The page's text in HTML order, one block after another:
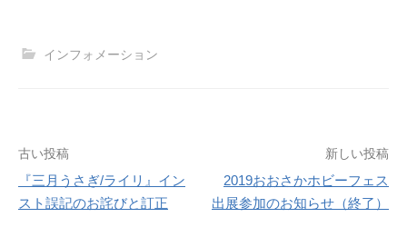
インフォメーション
投
稿
古い投稿
『三月うさぎ/ライリ』イン
スト誤記のお詫びと訂正
新しい投稿
2019おおさかホビーフェス
出展参加のお知らせ（終了）